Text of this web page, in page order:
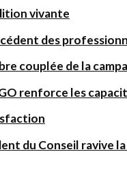
vivante
des
couplée de la
renforce les
du Conseil ravive